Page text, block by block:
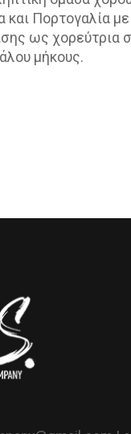
και Πορτογαλία
ως χορεύτρια
μήκους.